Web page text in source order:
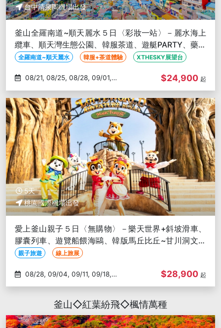
台中清泉岡機場出發
釜山全羅南道~順天麗水５日〈彩妝一站〉－麗水海上
纜車、順天灣生態公園、韓服茶道、遊艇PARTY、藥令
市場-台中出發
全羅南道~順天麗水 韓服+茶道體驗 XTHESKY展望台
09/04
$24,900 起
5天
桃園國際機場出發
愛上釜山親子５日〈無購物〉－樂天世界+斜坡滑車、
膠囊列車、遊覽船餵海鷗、韓版馬丘比丘~甘川洞文化
村-台中出發
親子旅遊 線上旅展
09/29
$28,900 起
釜山◇紅葉紛飛◇楓情萬種